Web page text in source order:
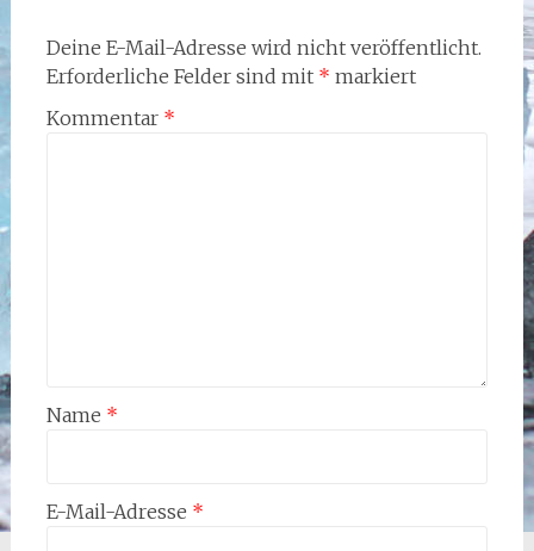
Deine E-Mail-Adresse wird nicht veröffentlicht.
Erforderliche Felder sind mit * markiert
Kommentar *
Name *
E-Mail-Adresse *